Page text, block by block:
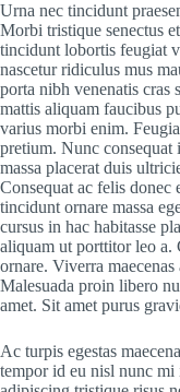
Urna nec tincidunt
Morbi tristique senectus
tincidunt lobortis feugiat
nascetur ridiculus mus
porta nibh venenatis cras
mattis aliquam faucibus
varius morbi enim.
pretium. Nunc consequat
massa placerat duis
Consequat ac felis
tincidunt ornare massa
cursus in hac habitasse
aliquam ut porttitor leo a.
ornare. Viverra
Malesuada proin libero
amet. Sit amet purus
Ac turpis egestas
tempor id eu nisl nunc